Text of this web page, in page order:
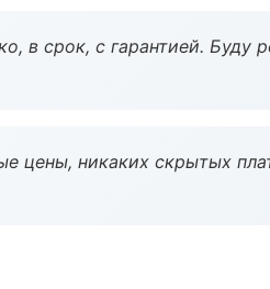
в срок, с гарантией. Буду
цены, никаких скрытых